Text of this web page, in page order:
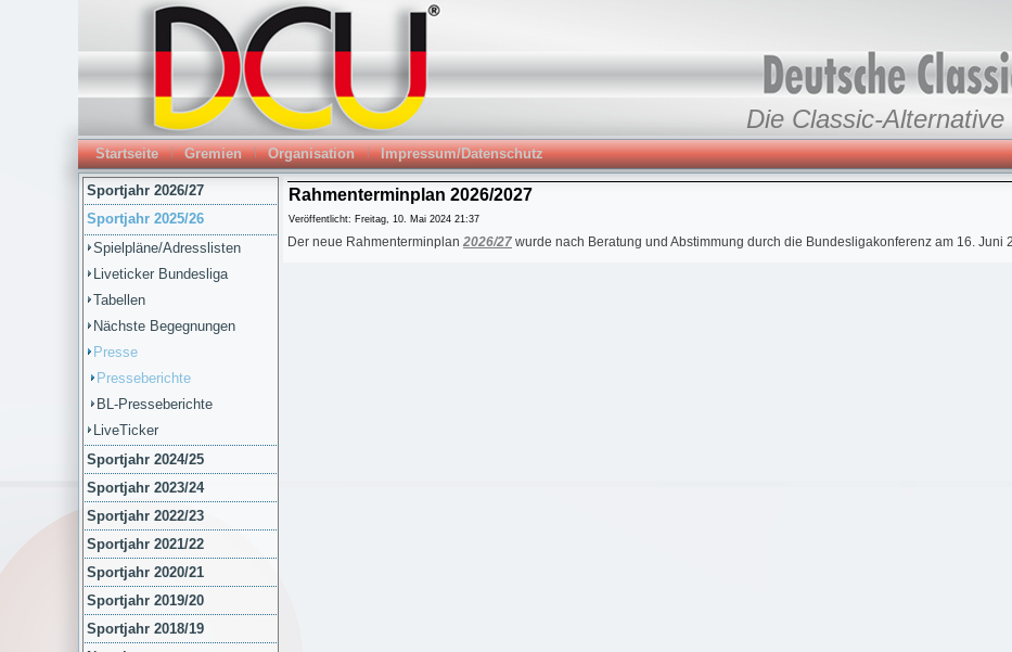
Die Classic-Alternative
Startseite Gremien Organisation Impressum/Datenschutz
Sportjahr 2026/27
Sportjahr 2025/26
Spielpläne/Adresslisten
Liveticker Bundesliga
Tabellen
Nächste Begegnungen
Presse
Presseberichte
BL-Presseberichte
LiveTicker
Sportjahr 2024/25
Sportjahr 2023/24
Sportjahr 2022/23
Sportjahr 2021/22
Sportjahr 2020/21
Sportjahr 2019/20
Sportjahr 2018/19
Rahmenterminplan 2026/2027
Veröffentlicht: Freitag, 10. Mai 2024 21:37
Der neue Rahmenterminplan 2026/27 wurde nach Beratung und Abstimmung durch die Bundesligakonferenz am 16. Juni